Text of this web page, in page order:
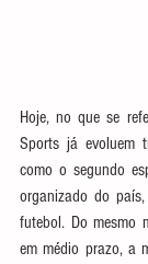
Hoje, no que se
Sports já evoluem
como o segundo
organizado do
futebol. Do mesmo
em médio prazo, a